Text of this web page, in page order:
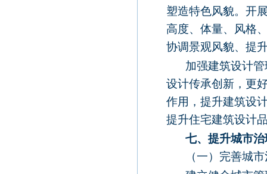
塑造特色风貌。开
高度、体量、风格
协调景观风貌、提
加强建筑设计
设计传承创新，更
作用，提升建筑设
提升住宅建筑设计
七、提升城市
（一）完善城